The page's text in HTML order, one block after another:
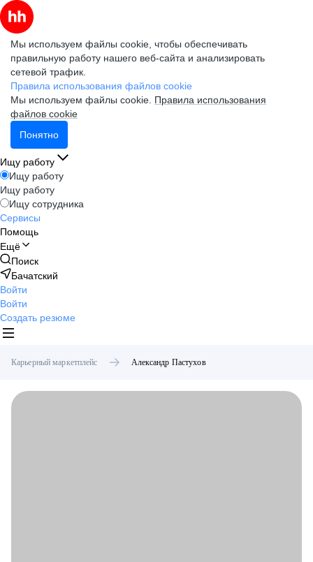
Мы используем файлы cookie, чтобы обеспечивать
правильную работу нашего веб-сайта и анализировать
сетевой трафик.
Правила использования файлов cookie
Мы используем файлы cookie. Правила использования
файлов cookie
Понятно
Ищу работу
Ищу работу
Ищу работу
Ищу сотрудника
Сервисы
Помощь
Ещё
Поиск
Бачатский
Войти
Войти
Создать резюме
Карьерный маркетплейс Александр Пастухов